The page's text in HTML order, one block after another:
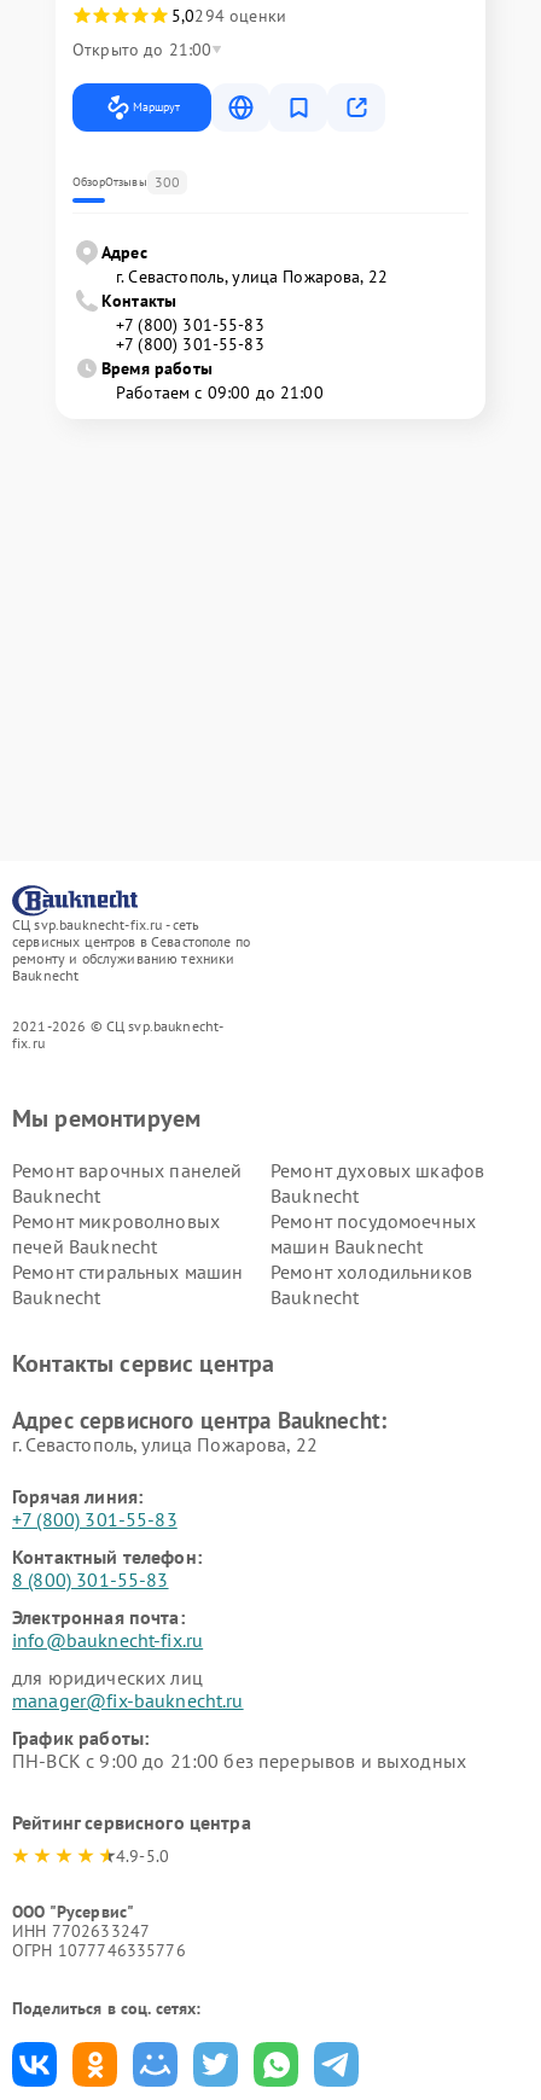
5,0294 оценки
Открыто до 21:00
Маршрут
ОбзорОтзывы 300
Адрес
г. Севастополь, улица Пожарова, 22
Контакты
+7 (800) 301-55-83
+7 (800) 301-55-83
Время работы
Работаем с 09:00 до 21:00
СЦ svp.bauknecht-fix.ru - сеть
сервисных центров в Севастополе по
ремонту и обслуживанию техники
Bauknecht
2021-2026 © СЦ svp.bauknecht-
fix.ru
Мы ремонтируем
Ремонт варочных панелей
Bauknecht
Ремонт духовых шкафов
Bauknecht
Ремонт микроволновых
печей Bauknecht
Ремонт посудомоечных
машин Bauknecht
Ремонт стиральных машин
Bauknecht
Ремонт холодильников
Bauknecht
Контакты сервис центра
Адрес сервисного центра Bauknecht:
г. Севастополь, улица Пожарова, 22
Горячая линия:
+7 (800) 301-55-83
Контактный телефон:
8 (800) 301-55-83
Электронная почта:
info@bauknecht-fix.ru
для юридических лиц
manager@fix-bauknecht.ru
График работы:
ПН-ВСК с 9:00 до 21:00 без перерывов и выходных
Рейтинг сервисного центра
4.9-5.0
ООО "Русервис"
ИНН 7702633247
ОГРН 1077746335776
Поделиться в соц. сетях: